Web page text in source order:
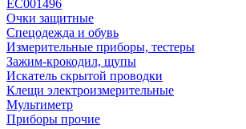
EC001496
Очки защитные
Спецодежда и обувь
Измерительные приборы, тестеры
Зажим-крокодил, щупы
Искатель скрытой проводки
Клещи электроизмерительные
Мультиметр
Приборы прочие